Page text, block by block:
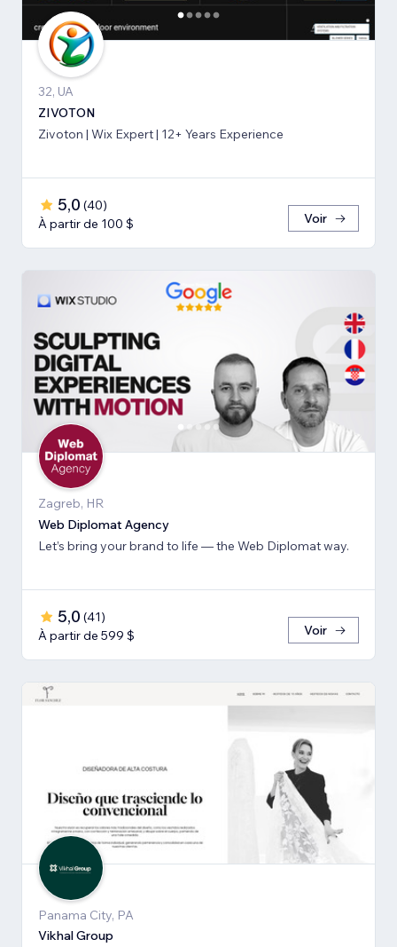
32, UA
ZIVOTON
Zivoton | Wix Expert | 12+ Years Experience
5,0 (40)
À partir de 100 $
Voir
Zagreb, HR
Web Diplomat Agency
Let’s bring your brand to life — the Web Diplomat way.
5,0 (41)
À partir de 599 $
Voir
Panama City, PA
Vikhal Group